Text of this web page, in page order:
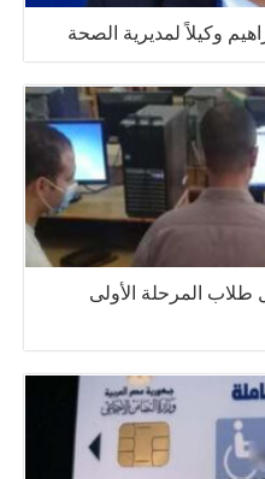
وكيلاً لمديرية الصحة
المرحلة الأولى